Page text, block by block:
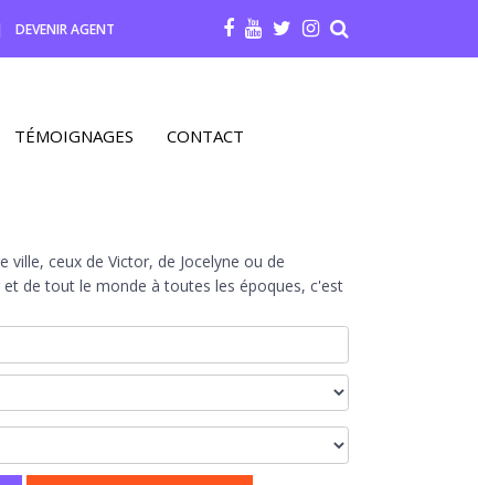
DEVENIR AGENT
TÉMOIGNAGES CONTACT
ceux de Victor, de Jocelyne ou de
de tout le monde à toutes les époques, c'est